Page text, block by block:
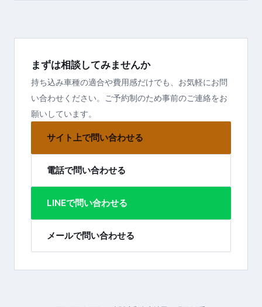
まずは相談してみませんか
持ち込み車種の適合や費用感だけでも、お気軽にお問
い合わせください。ご予約制のため事前のご連絡をお
願いしています。
サイト上で問い合わせる
電話で問い合わせる
LINEで問い合わせる
メールで問い合わせる